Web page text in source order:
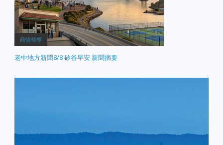
商情報導
老中地方新聞8/8 矽谷早安 新聞摘要